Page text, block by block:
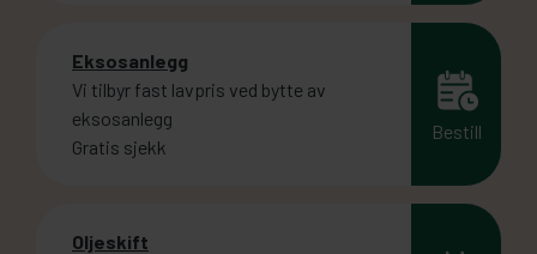
Eksosanlegg
Vi tilbyr fast lavpris ved bytte av
eksosanlegg
Gratis sjekk
Bestill
Oljeskift